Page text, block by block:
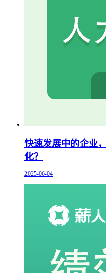
快速发展中的企业
化？
2025-06-04